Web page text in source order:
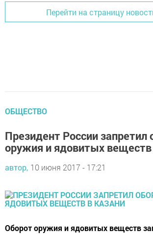
Перейти на страницу
ОБЩЕСТВО
Президент России запретил
оружия и ядовитых веществ
автор, 10 июня 2017 - 17:21
Оборот оружия и ядовитых веществ